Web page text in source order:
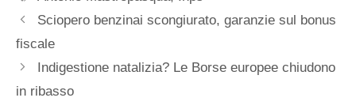
Sciopero benzinai scongiurato, garanzie sul bonus
fiscale
Indigestione natalizia? Le Borse europee chiudono
in ribasso